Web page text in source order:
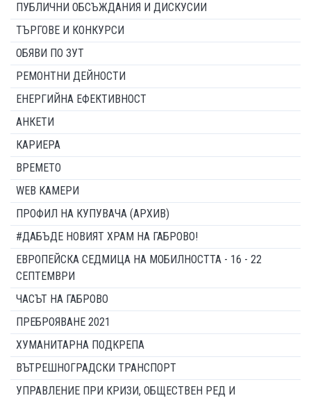
ПУБЛИЧНИ ОБСЪЖДАНИЯ И ДИСКУСИИ
ТЪРГОВЕ И КОНКУРСИ
ОБЯВИ ПО ЗУТ
РЕМОНТНИ ДЕЙНОСТИ
ЕНЕРГИЙНА ЕФЕКТИВНОСТ
АНКЕТИ
КАРИЕРА
ВРЕМЕТО
WEB КАМЕРИ
ПРОФИЛ НА КУПУВАЧА (АРХИВ)
#ДАБЪДЕ НОВИЯТ ХРАМ НА ГАБРОВО!
ЕВРОПЕЙСКА СЕДМИЦА НА МОБИЛНОСТТА - 16 - 22
СЕПТЕМВРИ
ЧАСЪТ НА ГАБРОВО
ПРЕБРОЯВАНЕ 2021
ХУМАНИТАРНА ПОДКРЕПА
ВЪТРЕШНОГРАДСКИ ТРАНСПОРТ
УПРАВЛЕНИЕ ПРИ КРИЗИ, ОБЩЕСТВЕН РЕД И